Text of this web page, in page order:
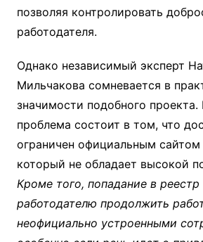
позволяя контролировать
работодателя.
Однако независимый эксперт
Мильчакова сомневается в
значимости подобного проекта.
проблема состоит в том, что
ограничен официальным
который не обладает высокой
Кроме того, попадание в
работодателю продолжить
неофициально устроенными